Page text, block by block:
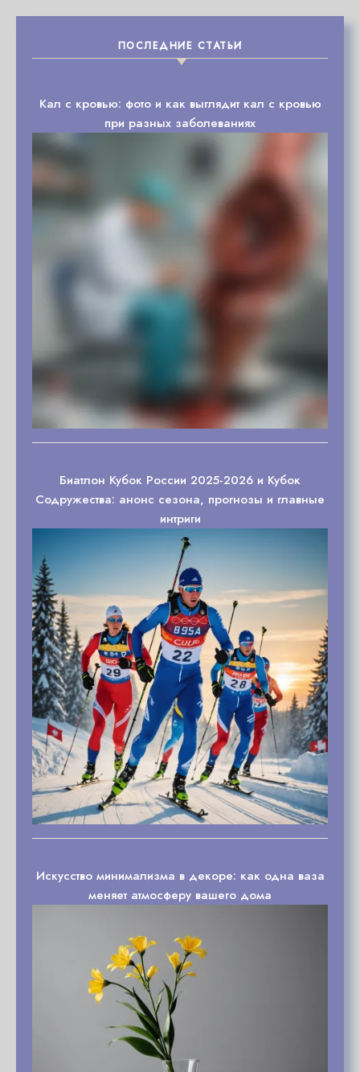
ПОСЛЕДНИЕ СТАТЬИ
Кал с кровью: фото и как выглядит кал с кровью
при разных заболеваниях
Биатлон Кубок России 2025-2026 и Кубок
Содружества: анонс сезона, прогнозы и главные
интриги
Искусство минимализма в декоре: как одна ваза
меняет атмосферу вашего дома